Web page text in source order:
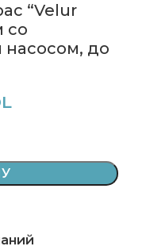
“Velur
co
до